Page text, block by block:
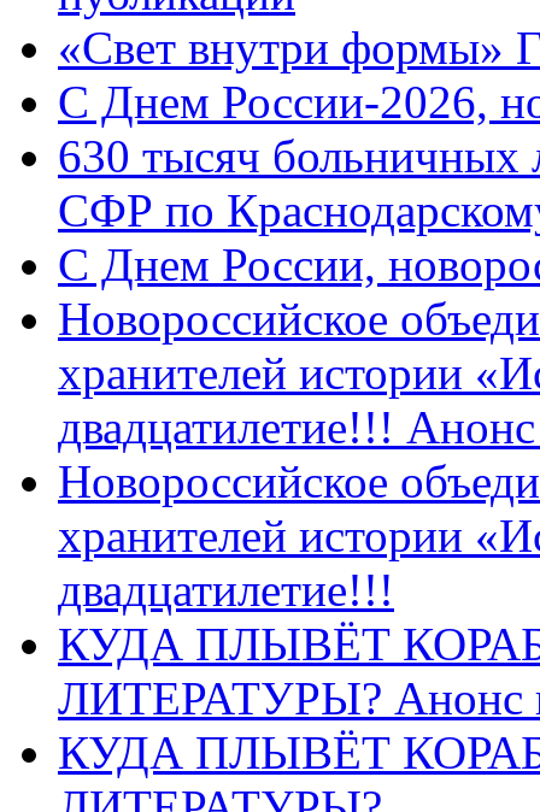
«Свет внутри формы»
C Днем России-2026,
630 тысяч больничных
СФР по
C Днем России,
Новороссийское
хранителей истории
двадцатилетие!!!
Новороссийское
хранителей истории
двадцатилетие!!!
КУДА ПЛЫВЁТ
ЛИТЕРАТУРЫ? Анонс
КУДА ПЛЫВЁТ